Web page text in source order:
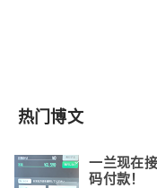
热门博文
一兰现在
码付款！